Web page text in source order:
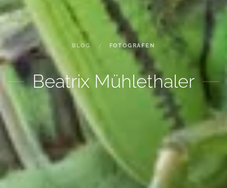
BLOG FOTOGRAFEN
Beatrix Mühlethaler